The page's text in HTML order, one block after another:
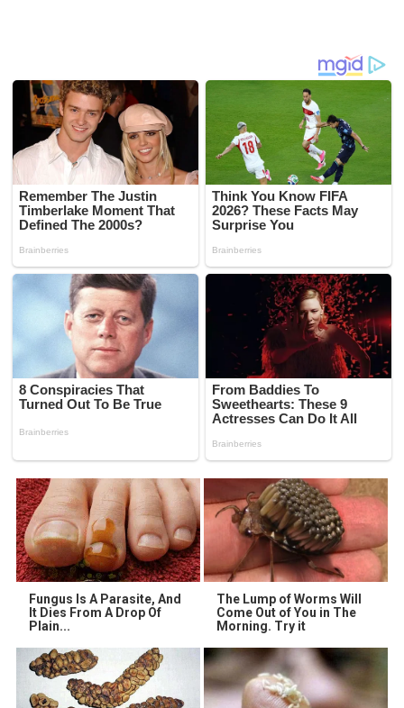
Fungus Is A Parasite, And
It Dies From A Drop Of
Plain...
The Lump of Worms Will
Come Out of You in The
Morning. Try it